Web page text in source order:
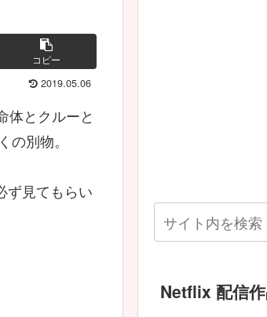
コピー
2019.05.06
体とクルーと
別物。
ず見てもらい
Netflix 配信